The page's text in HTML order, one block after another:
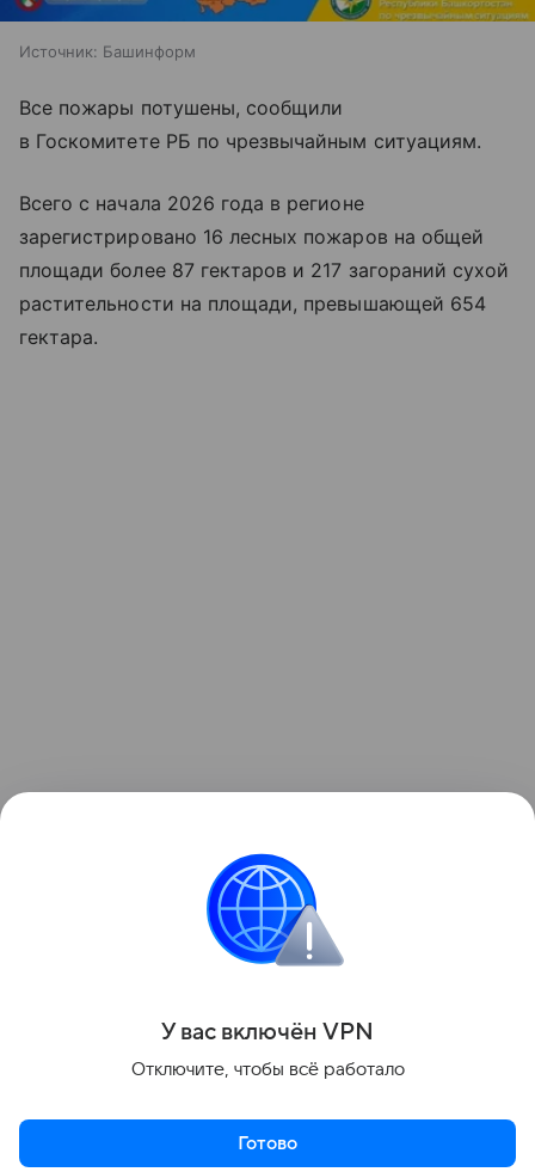
Источник: Башинформ
Все пожары потушены, сообщили
в Госкомитете РБ по чрезвычайным ситуациям.
Всего с начала 2026 года в регионе
зарегистрировано 16 лесных пожаров на общей
площади более 87 гектаров и 217 загораний сухой
растительности на площади, превышающей 654
гектара.
Поделиться
У вас включён VPN
Отключите, чтобы всё работало
Готово